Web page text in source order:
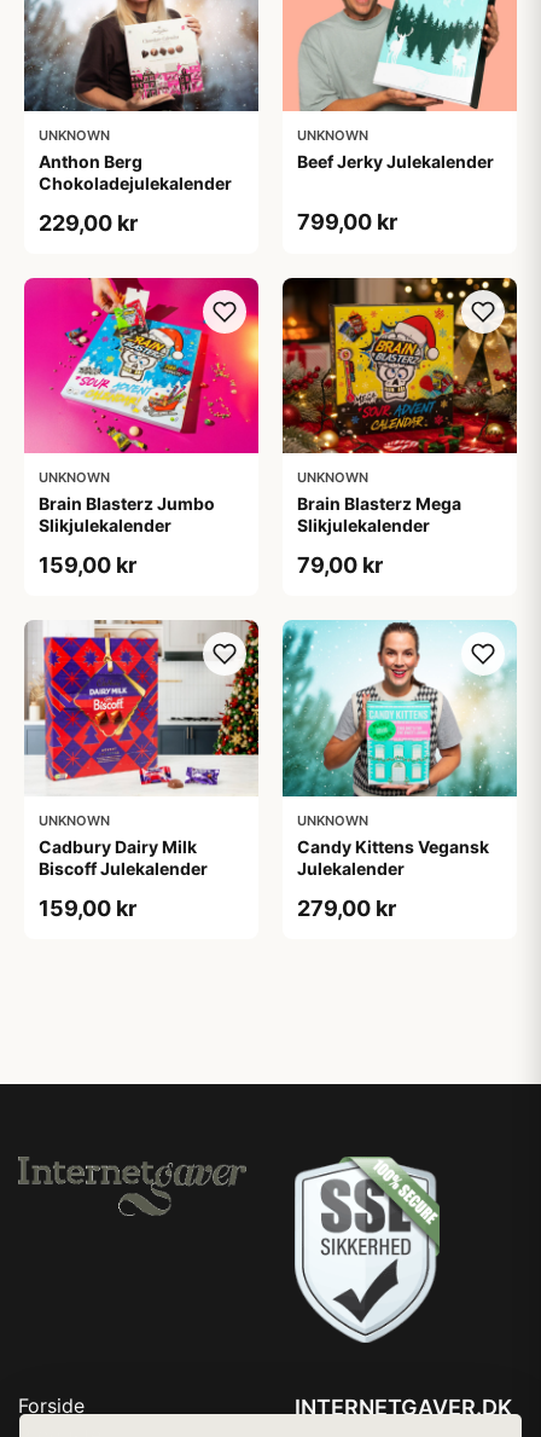
UNKNOWN
Anthon Berg
Chokoladejulekalender
229,00 kr
UNKNOWN
Beef Jerky Julekalender
799,00 kr
UNKNOWN
Brain Blasterz Jumbo
Slikjulekalender
159,00 kr
UNKNOWN
Brain Blasterz Mega
Slikjulekalender
79,00 kr
UNKNOWN
Cadbury Dairy Milk
Biscoff Julekalender
159,00 kr
UNKNOWN
Candy Kittens Vegansk
Julekalender
279,00 kr
Forside
INTERNETGAVER.DK